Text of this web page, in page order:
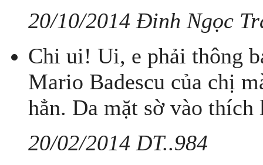
20/10/2014 Đinh Ngọc
Chi ui! Ui, e phải thông
Mario Badescu của chị
hẳn. Da mặt sờ vào
20/02/2014 DT..984